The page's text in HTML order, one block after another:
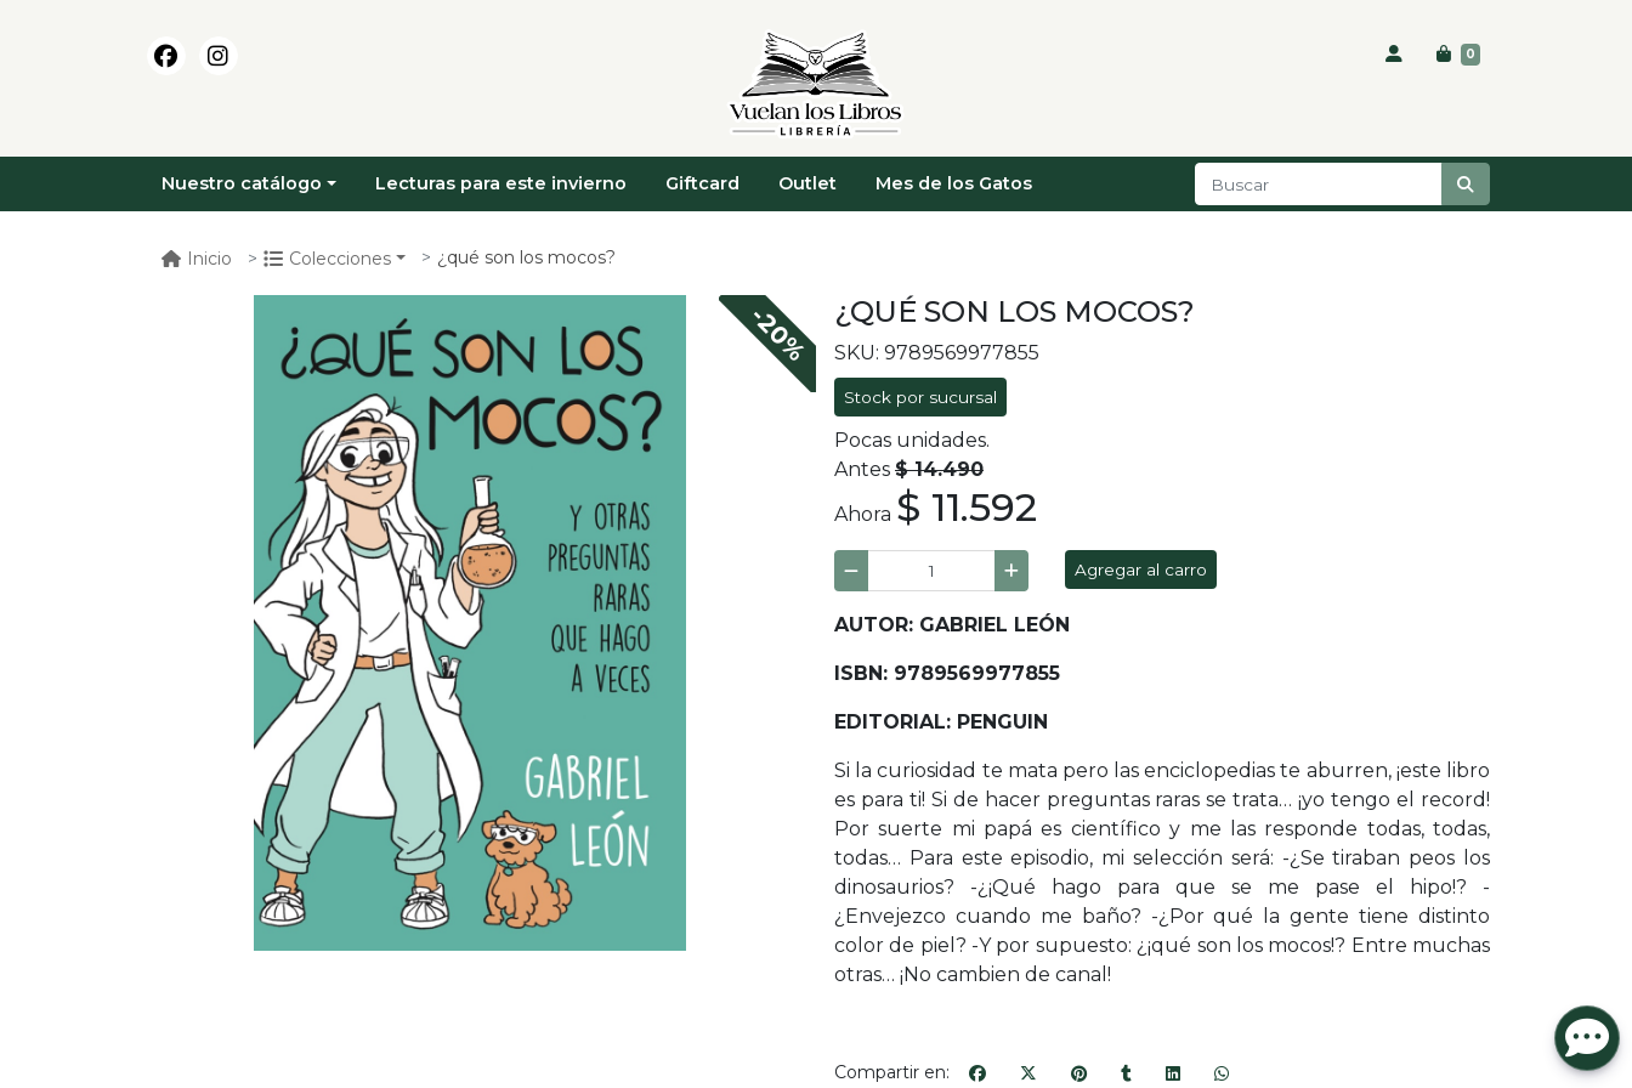
0
Nuestro catálogo Lecturas para este invierno Giftcard Outlet Mes de los Gatos
Inicio Colecciones ¿qué son los mocos?
-20% ¿QUÉ SON LOS MOCOS?
SKU: 9789569977855
Stock por sucursal
Pocas unidades.
Antes $ 14.490
Ahora $ 11.592
Agregar al carro
AUTOR: GABRIEL LEÓN
ISBN: 9789569977855
EDITORIAL: PENGUIN
Si la curiosidad te mata pero las enciclopedias te aburren, ¡este libro
es para ti! Si de hacer preguntas raras se trata… ¡yo tengo el record!
Por suerte mi papá es científico y me las responde todas, todas,
todas… Para este episodio, mi selección será: -¿Se tiraban peos los
dinosaurios? -¿¡Qué hago para que se me pase el hipo!? -
¿Envejezco cuando me baño? -¿Por qué la gente tiene distinto
color de piel? -Y por supuesto: ¿¡qué son los mocos!? Entre muchas
otras… ¡No cambien de canal!
Compartir en: